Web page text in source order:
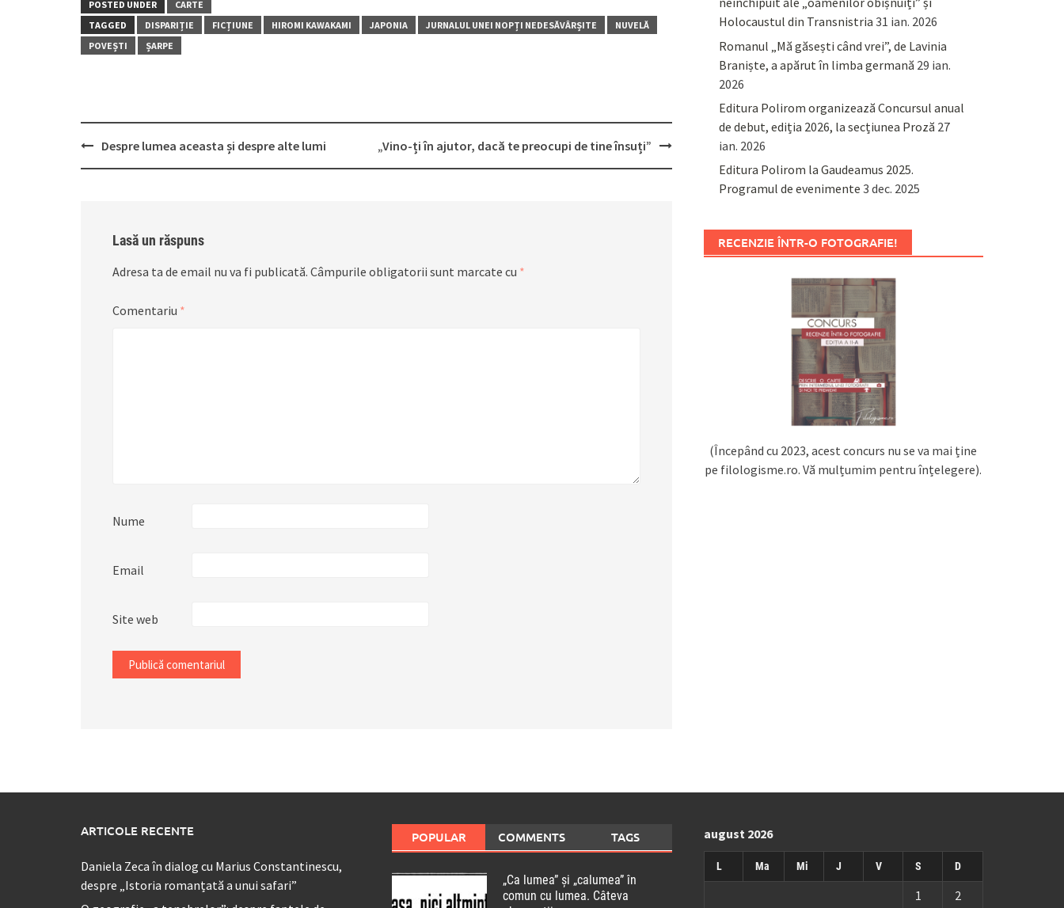
POSTED UNDER
CARTE
TAGGED
DISPARIȚIE FICȚIUNE HIROMI KAWAKAMI JAPONIA JURNALUL UNEI NOPȚI NEDESĂVÂRȘITE
NUVELĂ
POVEȘTI
ȘARPE
PostDespre lumea aceasta și despre alte lumi „Vino-ți în ajutor, dacă te preocupi de tine însuți”
Lasă un răspuns
Adresa ta de email nu va fi publicată. Câmpurile obligatorii sunt marcate cu *
Comentariu *
Nume
Email
Site web
Holocaustul din Transnistria 31 ian. 2026
Romanul „Mă găsești când vrei”, de Lavinia
Braniște, a apărut în limba germană 29 ian.
2026
Editura Polirom organizează Concursul anual
de debut, ediția 2026, la secțiunea Proză 27
ian. 2026
Editura Polirom la Gaudeamus 2025.
Programul de evenimente 3 dec. 2025
RECENZIE ÎNTR-O FOTOGRAFIE!
(Începând cu 2023, acest concurs nu se va mai ține
pe filologisme.ro. Vă mulțumim pentru înțelegere).
ARTICOLE RECENTE
Daniela Zeca în dialog cu Marius Constantinescu,
despre „Istoria romanțată a unui safari”
POPULAR COMMENTS TAGS
„Ca lumea” și „calumea” în
comun cu lumea. Câteva
august 2026
L Ma Mi J V S D
1 2